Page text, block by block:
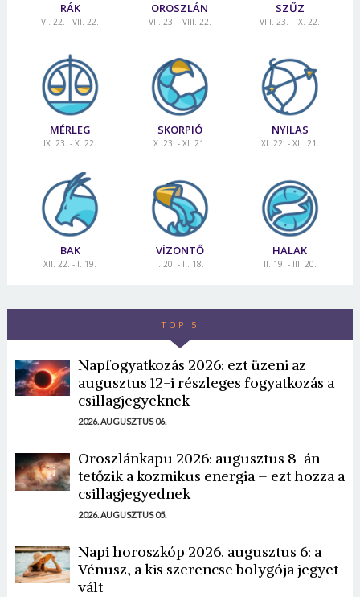
RÁK
VI. 22. - VII. 22.
OROSZLÁN
VII. 23. - VIII. 22.
SZŰZ
VIII. 23. - IX. 22.
MÉRLEG
IX. 23. - X. 22.
SKORPIÓ
X. 23. - XI. 21.
NYILAS
XI. 22. - XII. 21.
BAK
XII. 22. - I. 19.
VÍZÖNTŐ
I. 20. - II. 18.
HALAK
II. 19. - III. 20.
TOP 5
Napfogyatkozás 2026: ezt üzeni az
augusztus 12-i részleges fogyatkozás a
csillagjegyeknek
2026. AUGUSZTUS 06.
Oroszlánkapu 2026: augusztus 8-án
tetőzik a kozmikus energia – ezt hozza a
csillagjegyednek
2026. AUGUSZTUS 05.
Napi horoszkóp 2026. augusztus 6: a
Vénusz, a kis szerencse bolygója jegyet
vált